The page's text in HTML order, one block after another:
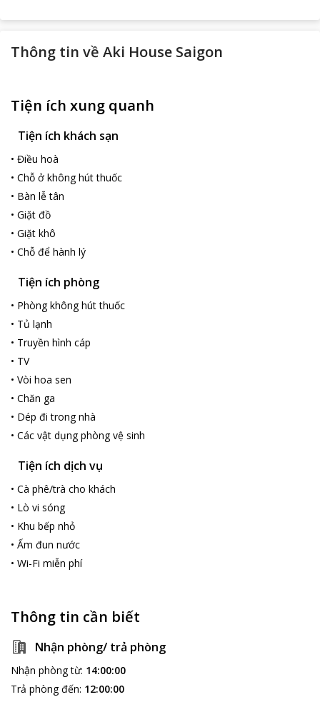
Thông tin về Aki House Saigon
Tiện ích xung quanh
Tiện ích khách sạn
• Điều hoà
• Chỗ ở không hút thuốc
• Bàn lễ tân
• Giặt đồ
• Giặt khô
• Chỗ để hành lý
Tiện ích phòng
• Phòng không hút thuốc
• Tủ lạnh
• Truyền hình cáp
• TV
• Vòi hoa sen
• Chăn ga
• Dép đi trong nhà
• Các vật dụng phòng vệ sinh
Tiện ích dịch vụ
• Cà phê/trà cho khách
• Lò vi sóng
• Khu bếp nhỏ
• Ấm đun nước
• Wi-Fi miễn phí
Thông tin cần biết
Nhận phòng/ trả phòng
Nhận phòng từ: 14:00:00
Trả phòng đến: 12:00:00